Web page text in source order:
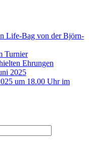
Life-Bag von der Björn-
Turnier
Ehrungen
2025
um 18.00 Uhr im